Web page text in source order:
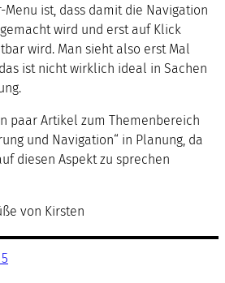
Menu ist, dass damit die Navigation
wird und erst auf Klick
wird. Man sieht also erst Mal
ist nicht wirklich ideal in Sachen
paar Artikel zum Themenbereich
und Navigation“ in Planung, da
diesen Aspekt zu sprechen
von Kirsten